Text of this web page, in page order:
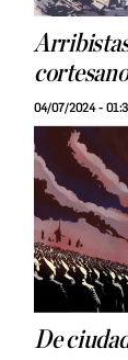
04/07/2024 -
De